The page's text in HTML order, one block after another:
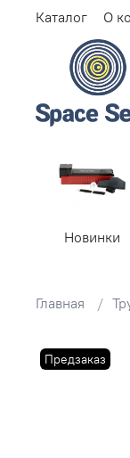
Каталог О
Новинки
Главная
Предзаказ